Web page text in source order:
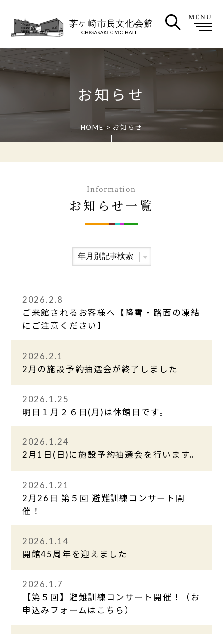
MENU
お知らせ
HOME > お知らせ
Information
お知らせ一覧
2026.2.8
ご来館されるお客様へ【降雪・路面の凍結
にご注意ください】
2026.2.1
2月の施設予約抽選会が終了しました
2026.1.25
明日１月２６日(月)は休館日です。
2026.1.24
2月1日(日)に施設予約抽選会を行います。
2026.1.21
2月26日 第５回 避難訓練コンサート開
催！
2026.1.14
開館45周年を迎えました
2026.1.7
【第５回】避難訓練コンサート開催！（お
申込みフォームはこちら）